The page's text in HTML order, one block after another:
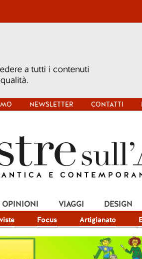
NEWSLETTER CONTATTI
Focus Artigianato
OPINIONI VIAGGI DESIGN